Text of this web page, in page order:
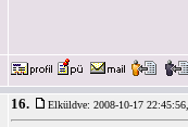
16. Elküldve: 2008-10-17 22:45:56,